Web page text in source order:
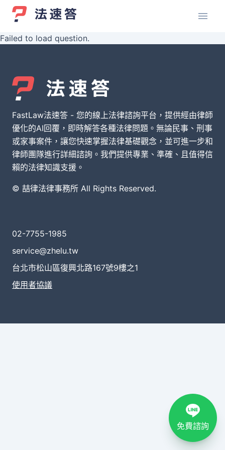
Failed to load question.
FastLaw法速答 - 您的線上法律諮詢平台，提供經由律師
優化的AI回覆，即時解答各種法律問題。無論民事、刑事
或家事案件，讓您快速掌握法律基礎觀念，並可進一步和
律師團隊進行詳細諮詢。我們提供專業、準確、且值得信
賴的法律知識支援。
© 喆律法律事務所 All Rights Reserved.
02-7755-1985
service@zhelu.tw
台北市松山區復興北路167號9樓之1
使用者協議
免費諮詢